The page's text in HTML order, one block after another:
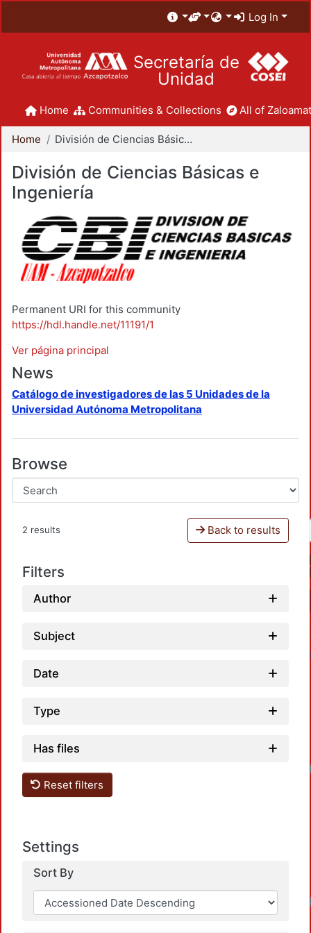
Log In
Secretaría de
Unidad
Home Communities & Collections All of
Home División de Ciencias Básicas e Ingeniería
División de Ciencias Básicas e
Ingeniería
Permanent URI for this community
https://hdl.handle.net/11191/1
Ver página principal
News
Catálogo de investigadores de las 5 Unidades de la
Universidad Autónoma Metropolitana
Browse
2 results Back to results
Filters
Author
Subject
Date
Type
Has files
Reset filters
Settings
Sort By